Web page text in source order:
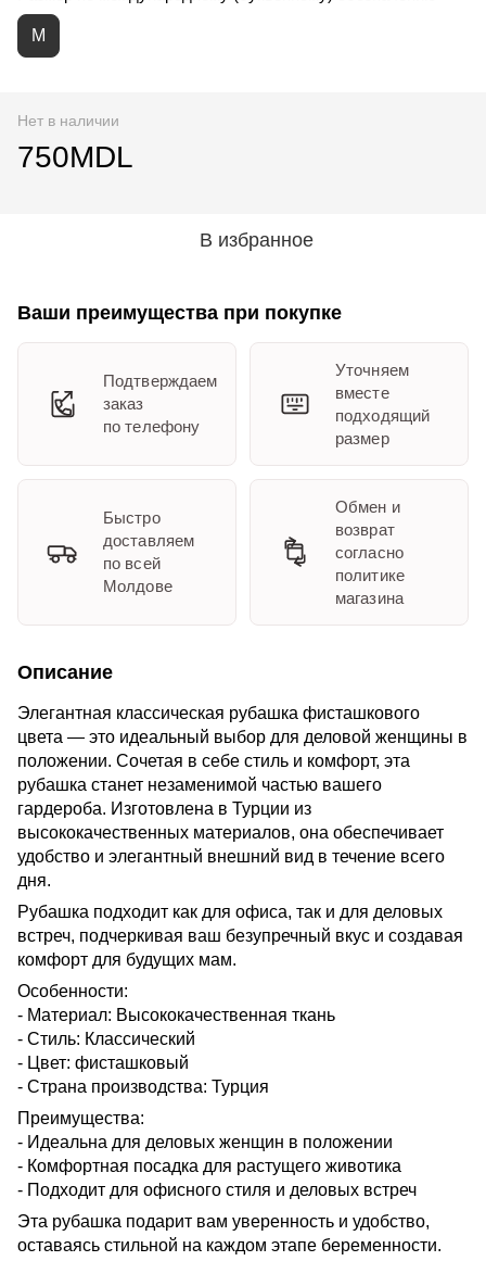
M
Нет в наличии
750MDL
В избранное
Ваши преимущества при покупке
Подтверждаем
заказ
по телефону
Уточняем
вместе
подходящий
размер
Быстро
доставляем
по всей
Молдове
Обмен и
возврат
согласно
политике
магазина
Описание
Элегантная классическая рубашка фисташкового
цвета — это идеальный выбор для деловой женщины в
положении. Сочетая в себе стиль и комфорт, эта
рубашка станет незаменимой частью вашего
гардероба. Изготовлена в Турции из
высококачественных материалов, она обеспечивает
удобство и элегантный внешний вид в течение всего
дня.
Рубашка подходит как для офиса, так и для деловых
встреч, подчеркивая ваш безупречный вкус и создавая
комфорт для будущих мам.
Особенности:
- Материал: Высококачественная ткань
- Стиль: Классический
- Цвет: фисташковый
- Страна производства: Турция
Преимущества:
- Идеальна для деловых женщин в положении
- Комфортная посадка для растущего животика
- Подходит для офисного стиля и деловых встреч
Эта рубашка подарит вам уверенность и удобство,
оставаясь стильной на каждом этапе беременности.